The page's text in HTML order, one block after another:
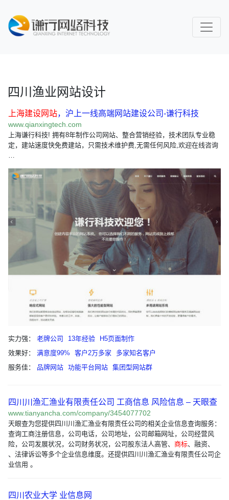
四川渔业网站设计
上海建设网站，沪上一线高端网站建设公司-谦行科技
www.qianxingtech.com
上海谦行科技! 拥有8年制作公司网站、整合营销经验，技术团队专业稳
定，建站速度快免费建站，只需技术维护费,无需任何风险,欢迎在线咨询
…
实力强： 老牌公司 13年经验
H5页面制作
效果好：
满意度99% 客户2万多家
多家知名客户
服务佳：
品牌网站 功能平台网站 集团型网站群
四川川渔汇渔业有限责任公司 工商信息 风险信息 – 天眼查
www.tianyancha.com/company/3454077702
天眼查为您提供四川川渔汇渔业有限责任公司的相关企业信息查询服务：
查询工商注册信息，公司电话，公司地址，公司邮箱网址，公司经营风
险，公司发展状况，公司财务状况，公司股东法人高管、 商标、融资、
、法律诉讼等多个企业信息维度。还提供四川川渔汇渔业有限责任公司企
业信用 。
四川农业大学 业信息网